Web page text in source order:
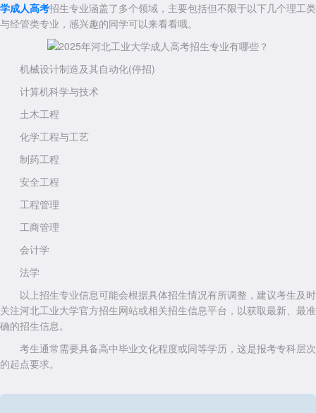
学成人高考招生专业涵盖了多个领域，主要包括但不限于以下几个理工类
与经管类专业，感兴趣的同学可以来看看哦。
机械设计制造及其自动化(停招)
计算机科学与技术
土木工程
化学工程与工艺
制药工程
安全工程
工程管理
工商管理
会计学
法学
以上招生专业信息可能会根据具体招生情况有所调整，建议考生及时
关注河北工业大学官方招生网站或相关招生信息平台，以获取最新、最准
确的招生信息。
考生通常需要具备高中毕业文化程度或同等学历，这是报考专科层次
的起点要求。